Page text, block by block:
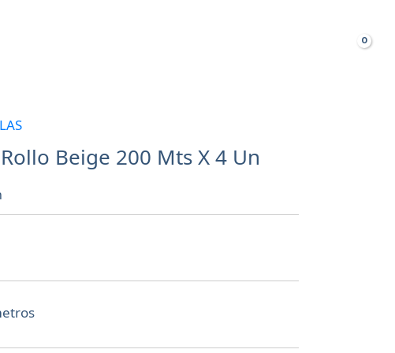
Beige 200 Mts X 4 Un